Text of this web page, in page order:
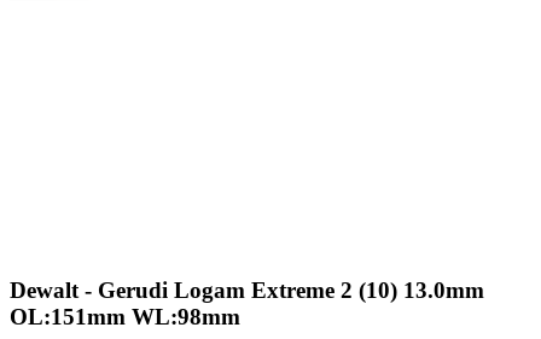
Dewalt - Gerudi Logam Extreme 2 (10) 13.0mm
OL:151mm WL:98mm